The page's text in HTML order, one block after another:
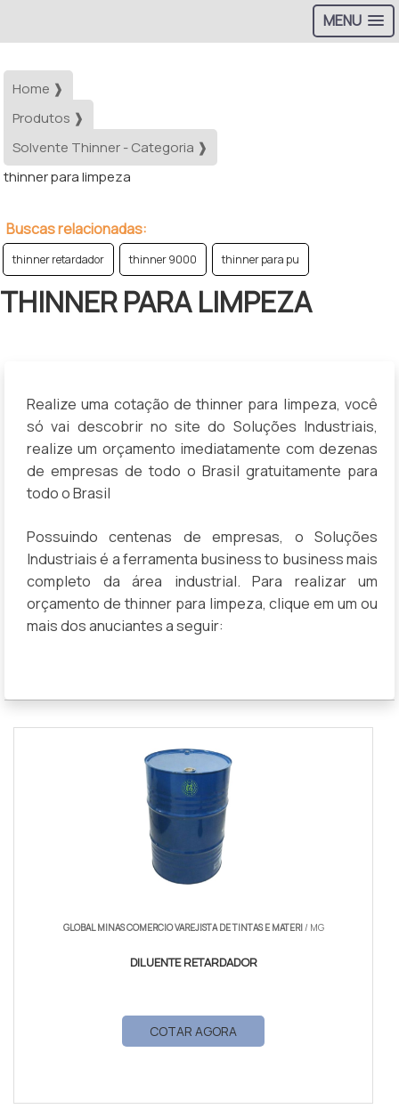
MENU
Home ❱
Produtos ❱
Solvente Thinner - Categoria ❱
thinner para limpeza
Buscas relacionadas:
thinner retardador thinner 9000 thinner para pu
THINNER PARA LIMPEZA
Realize uma cotação de thinner para limpeza, você
só vai descobrir no site do Soluções Industriais,
realize um orçamento imediatamente com dezenas
de empresas de todo o Brasil gratuitamente para
todo o Brasil
Possuindo centenas de empresas, o Soluções
Industriais é a ferramenta business to business mais
completo da área industrial. Para realizar um
orçamento de thinner para limpeza, clique em um ou
mais dos anuciantes a seguir:
GLOBAL MINAS COMERCIO VAREJISTA DE TINTAS E MATERI/ MG
DILUENTE RETARDADOR
COTAR AGORA